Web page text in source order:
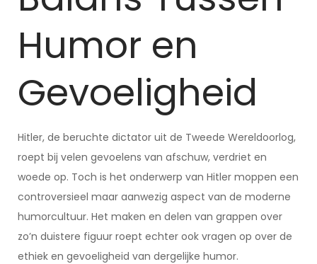
Humor en
Gevoeligheid
Hitler, de beruchte dictator uit de Tweede Wereldoorlog,
roept bij velen gevoelens van afschuw, verdriet en
woede op. Toch is het onderwerp van Hitler moppen een
controversieel maar aanwezig aspect van de moderne
humorcultuur. Het maken en delen van grappen over
zo’n duistere figuur roept echter ook vragen op over de
ethiek en gevoeligheid van dergelijke humor.